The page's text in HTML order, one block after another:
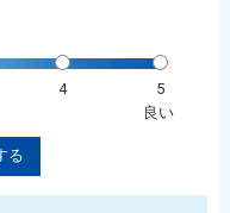
4
5
良い
る